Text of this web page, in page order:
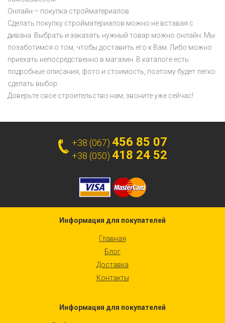
Онлайн – покупка стройматериалов
Сделать покупку стройматериалов можно не вставая с
дивана. Выбрать и заказать нужный товар можно онлайн. Мы
позаботимся о том, чтобы доставить его к Вам. Либо можно
приехать непосредственно в магазин. В каталоге есть
подробные описания, фото и стоимость, поэтому будет легко
сделать выбор.
Доверьте свое строительство нам, звоните уже сейчас!
+38 (067) 456 85 07
+38 (050) 418 24 52
Информация для покупателей
Главная
Блог
Доставка
Контакты
Информация для покупателей